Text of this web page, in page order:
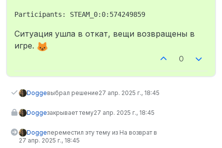
Ситуация ушла в откат, вещи возвращены в
игре.
0
Doggeвыбрал решение27 апр. 2025 г., 18:45
Doggeзакрывает тему27 апр. 2025 г., 18:45
Doggeпереместил эту тему из На возврат в
27 апр. 2025 г., 18:45